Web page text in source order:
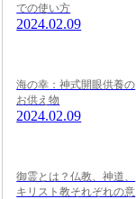
での使い方
2024.02.09
海の幸：神式開眼供養の
お供え物
2024.02.09
御霊とは？仏教、神道、
キリスト教それぞれの意